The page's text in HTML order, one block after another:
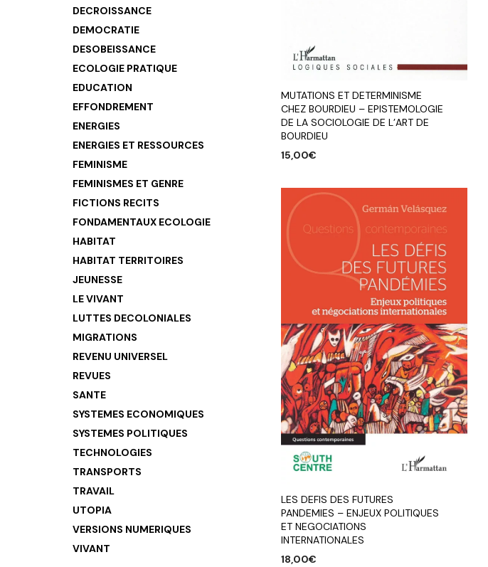
DECROISSANCE
DEMOCRATIE
DESOBEISSANCE
ECOLOGIE PRATIQUE
EDUCATION
EFFONDREMENT
ENERGIES
ENERGIES ET RESSOURCES
FEMINISME
FEMINISMES ET GENRE
FICTIONS RECITS
FONDAMENTAUX ECOLOGIE
HABITAT
HABITAT TERRITOIRES
JEUNESSE
LE VIVANT
LUTTES DECOLONIALES
MIGRATIONS
REVENU UNIVERSEL
REVUES
SANTE
SYSTEMES ECONOMIQUES
SYSTEMES POLITIQUES
TECHNOLOGIES
TRANSPORTS
TRAVAIL
UTOPIA
VERSIONS NUMERIQUES
VIVANT
MUTATIONS ET DETERMINISME
CHEZ BOURDIEU – EPISTEMOLOGIE
DE LA SOCIOLOGIE DE L’ART DE
BOURDIEU
15,00€
LES DEFIS DES FUTURES
PANDEMIES – ENJEUX POLITIQUES
ET NEGOCIATIONS
INTERNATIONALES
18,00€